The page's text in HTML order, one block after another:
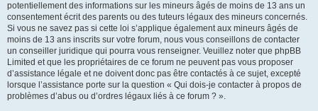
potentiellement des informations sur les mineurs âgés de moins de 13 ans un
consentement écrit des parents ou des tuteurs légaux des mineurs concernés.
Si vous ne savez pas si cette loi s’applique également aux mineurs âgés de
moins de 13 ans inscrits sur votre forum, nous vous conseillons de contacter
un conseiller juridique qui pourra vous renseigner. Veuillez noter que phpBB
Limited et que les propriétaires de ce forum ne peuvent pas vous proposer
d’assistance légale et ne doivent donc pas être contactés à ce sujet, excepté
lorsque l’assistance porte sur la question « Qui dois-je contacter à propos de
problèmes d’abus ou d’ordres légaux liés à ce forum ? ».